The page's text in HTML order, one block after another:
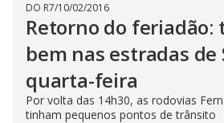
DO R7/10/02/2016
Retorno do
bem nas estradas de
quarta-feira
Por volta das 14h30, as rodovias
tinham pequenos pontos de trânsito